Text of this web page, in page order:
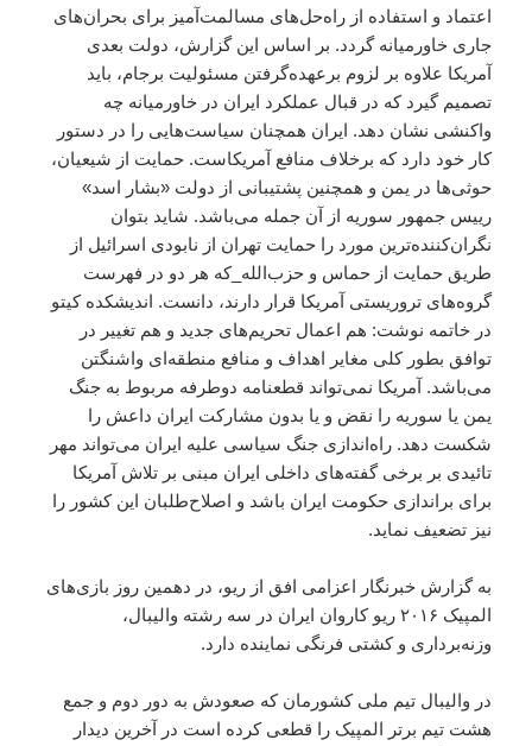
اعتماد و استفاده از راه‌حل‌های مسالمت‌آمیز برای بحران‌های
جاری خاورمیانه گردد. بر اساس این گزارش، دولت بعدی
آمریکا علاوه بر لزوم برعهده‌گرفتن مسئولیت برجام، باید
تصمیم گیرد که در قبال عملکرد ایران در خاورمیانه چه
واکنشی نشان دهد. ایران همچنان سیاست‌هایی را در دستور
کار خود دارد که برخلاف منافع آمریکاست. حمایت از شیعیان،
حوثی‌ها در یمن و همچنین پشتیبانی‌ از دولت «بشار اسد»
رییس جمهور سوریه از آن جمله می‌باشد. شاید بتوان
نگران‌کننده‌ترین مورد را حمایت تهران از نابودی اسرائیل از
طریق حمایت از حماس و حزب‌الله_که هر دو در فهرست
گروه‌های تروریستی آمریکا قرار دارند، دانست. اندیشکده کیتو
در خاتمه نوشت: هم اعمال تحریم‌های جدید و هم تغییر در
توافق بطور کلی مغایر اهداف و منافع منطقه‌ای واشنگتن
می‌باشد. آمریکا نمی‌تواند قطعنامه دوطرفه مربوط به جنگ
یمن یا سوریه را نقض و یا بدون مشارکت ایران داعش را
شکست دهد. راه‌اندازی جنگ سیاسی علیه ایران می‌تواند مهر
تائیدی بر برخی گفته‌های داخلی ایران مبنی بر تلاش آمریکا
برای براندازی حکومت ایران باشد و اصلاح‌طلبان این کشور را
نیز تضعیف نماید.
به گزارش خبرنگار اعزامی افق از ریو، در دهمین روز بازی‌های
المپیک ۲۰۱۶ ریو کاروان ایران در سه رشته والیبال،
وزنه‌برداری و کشتی فرنگی نماینده دارد.
در والیبال تیم ملی کشورمان که صعودش به دور دوم و جمع
هشت تیم برتر المپیک را قطعی کرده است در آخرین دیدار